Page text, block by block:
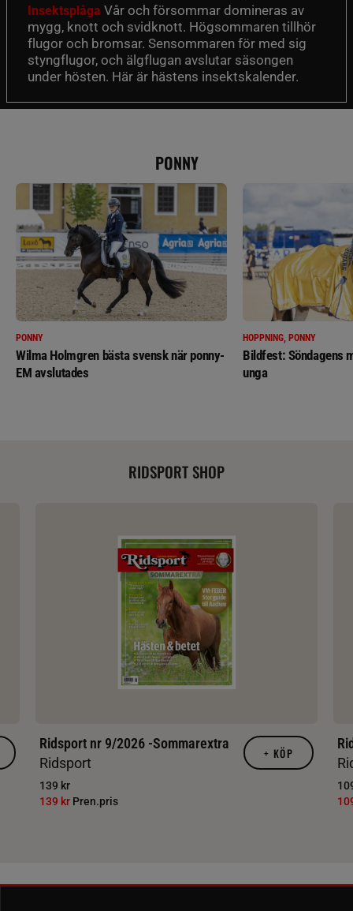
Insektsplåga Vår och försommar domineras av
mygg, knott och svidknott. Högsommaren tillhör
flugor och bromsar. Sensommaren för med sig
styngflugor, och älgflugan avslutar säsongen
under hösten. Här är hästens insektskalender.
PONNY
PONNY
Wilma Holmgren bästa svensk när ponny-
EM avslutades
HOPPNING, PONNY
Bildfest: Söndagens
unga
RIDSPORT SHOP
Ridsport nr 9/2026 -Sommarextra
Ridsport
139 kr
139 kr Pren.pris
+ KÖP